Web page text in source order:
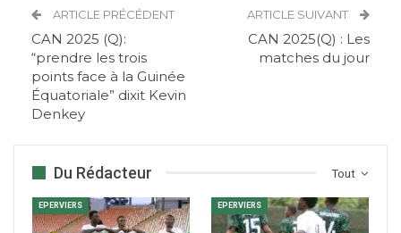
ARTICLE PRÉCÉDENT
CAN 2025 (Q):
“prendre les trois
points face à la Guinée
Équatoriale” dixit Kevin
Denkey
ARTICLE SUIVANT
CAN 2025(Q) : Les
matches du jour
Tout
Du Rédacteur
EPERVIERS EPERVIERS